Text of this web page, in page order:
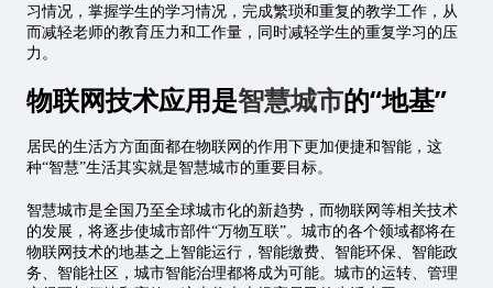
习情况，掌握学生的学习情况，完成繁琐和重复的教学工作，从
而减轻老师的教育压力和工作量，同时减轻学生的重复学习的压
力。
物联网技术应用是智慧城市的“地基”
居民的生活方方面面都在物联网的作用下更加便捷和智能，这
种“智慧”生活其实就是智慧城市的重要目标。
智慧城市是全国乃至全球城市化的新趋势，而物联网等相关技术
的发展，将逐步使城市部件“万物互联”。城市的各个领域都将在
物联网技术的地基之上智能运行，智能缴费、智能环保、智能政
务、智能社区，城市智能治理都将成为可能。城市的运转、管理